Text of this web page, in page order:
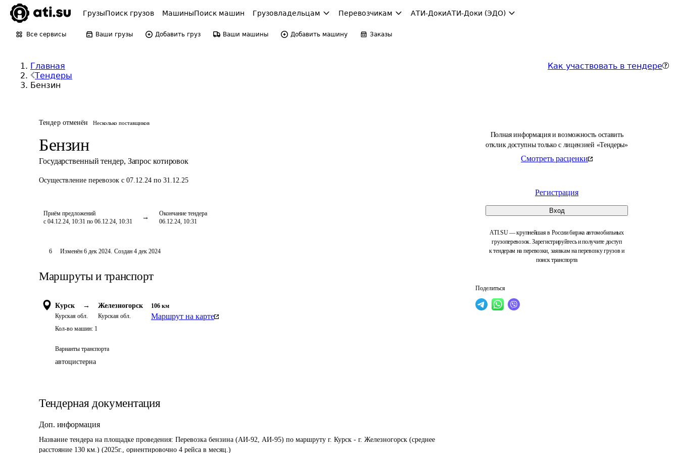
ГрузыПоиск грузов МашиныПоиск машин Грузовладельцам Перевозчикам АТИ-ДокиАТИ-Доки (ЭДО)
Все сервисы Ваши грузы Добавить груз Ваши машины Добавить машину Заказы
Главная
Тендеры
Бензин
Как участвовать в тендере
Тендер отменён Несколько поставщиков
Бензин
Государственный тендер, Запрос котировок
Осуществление перевозок с 07.12.24 по 31.12.25
Приём предложений
с 04.12.24, 10:31 по 06.12.24, 10:31
Окончание тендера
06.12.24, 10:31
Полная информация и возможность оставить
отклик доступны только с лицензией «Тендеры»
Смотреть расценки
Регистрация
Вход
ATI.SU — крупнейшая в России биржа автомобильных
грузоперевозок. Зарегистрируйтесь и получите доступ
к тендерам на перевозки, заявкам на перевозку грузов и
поиск транспорта
Поделиться
6 Изменён 6 дек 2024. Создан 4 дек 2024
Маршруты и транспорт
Курск →
Курская обл.
Железногорск
Курская обл.
106 км
Маршрут на карте
Кол-во машин: 1
Варианты транспорта
автоцистерна
Тендерная документация
Доп. информация
Название тендера на площадке проведения: Перевозка бензина (АИ-92, АИ-95) по маршруту г. Курск - г. Железногорск (среднее
расстояние 130 км.) (2025г., ориентировочно 4 рейса в месяц.)